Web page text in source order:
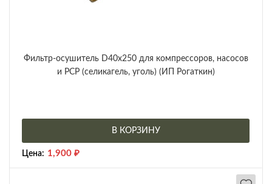
Фильтр-осушитель D40x250 для компрессоров, насосов
и PCP (селикагель, уголь) (ИП Рогаткин)
В КОРЗИНУ
Цена: 1,900 ₽